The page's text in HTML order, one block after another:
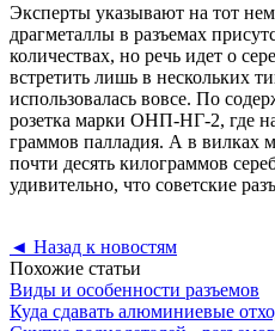
Эксперты указывают на тот
драгметаллы в разъемах
количествах, но речь идет о
встретить лишь в нескольких
использовалась вовсе. По
розетка марки ОНП-НГ-2, где
граммов палладия. А в
почти десять килограммов
удивительно, что советские
◄ Назад к новостям
Похожие статьи
Виды и особенности разъемов
Куда сдавать алюминиевые